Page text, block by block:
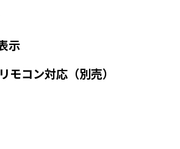
示
モコン対応（別売）